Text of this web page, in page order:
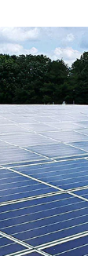
sebep:
yönetimi
mesleki
bilgisi,
cihaz
ticari iletilerin